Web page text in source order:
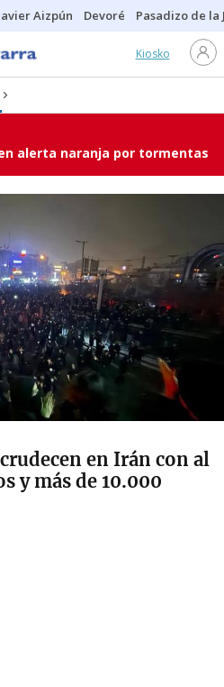
Aizpún Devoré Pasadizo de la
Kiosko
alerta naranja por tormentas
en Irán con al
y más de 10.000